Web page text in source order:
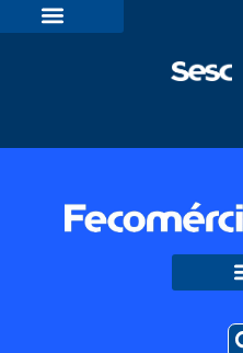
para